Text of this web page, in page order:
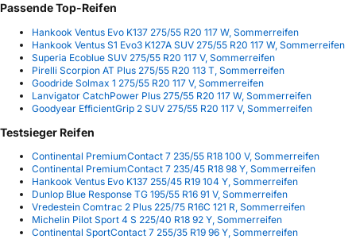
Passende Top-Reifen
Hankook Ventus Evo K137 275/55 R20 117 W, Sommerreifen
Hankook Ventus S1 Evo3 K127A SUV 275/55 R20 117 W, Sommerreifen
Superia Ecoblue SUV 275/55 R20 117 V, Sommerreifen
Pirelli Scorpion AT Plus 275/55 R20 113 T, Sommerreifen
Goodride Solmax 1 275/55 R20 117 V, Sommerreifen
Lanvigator CatchPower Plus 275/55 R20 117 W, Sommerreifen
Goodyear EfficientGrip 2 SUV 275/55 R20 117 V, Sommerreifen
Testsieger Reifen
Continental PremiumContact 7 235/55 R18 100 V, Sommerreifen
Continental PremiumContact 7 235/45 R18 98 Y, Sommerreifen
Hankook Ventus Evo K137 255/45 R19 104 Y, Sommerreifen
Dunlop Blue Response TG 195/55 R16 91 V, Sommerreifen
Vredestein Comtrac 2 Plus 225/75 R16C 121 R, Sommerreifen
Michelin Pilot Sport 4 S 225/40 R18 92 Y, Sommerreifen
Continental SportContact 7 255/35 R19 96 Y, Sommerreifen